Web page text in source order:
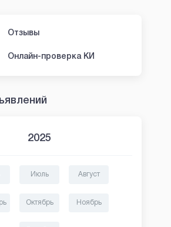
Отзывы
Онлайн-проверка КИ
2025
Июль Август
Октябрь Ноябрь